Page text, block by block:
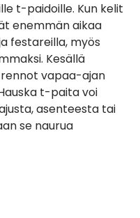
t-paidoille. Kun kelit
enemmän aikaa
festareilla, myös
Kesällä
vapaa-ajan
t-paita voi
asenteesta tai
se naurua